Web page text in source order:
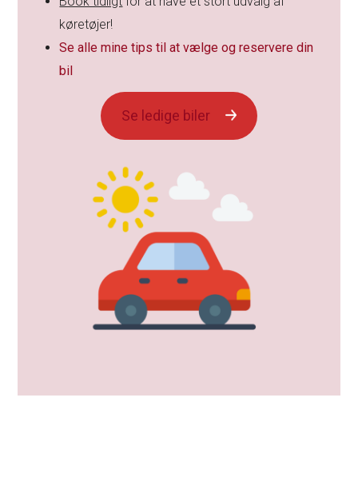
køretøjer!
Se alle mine tips til at vælge og reservere din
bil
Se ledige biler